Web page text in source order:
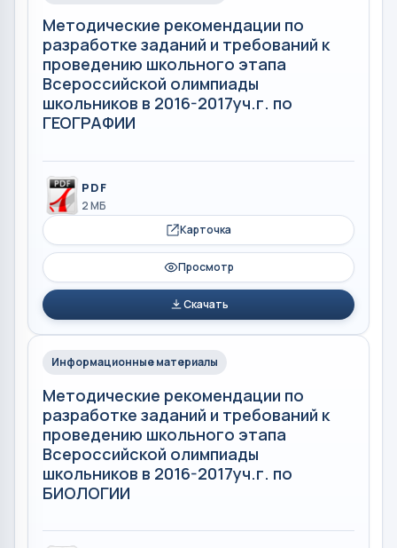
Методические рекомендации по
разработке заданий и требований к
проведению школьного этапа
Всероссийской олимпиады
школьников в 2016-2017уч.г. по
ГЕОГРАФИИ
PDF
2 МБ
Карточка
Просмотр
Скачать
Информационные материалы
Методические рекомендации по
разработке заданий и требований к
проведению школьного этапа
Всероссийской олимпиады
школьников в 2016-2017уч.г. по
БИОЛОГИИ